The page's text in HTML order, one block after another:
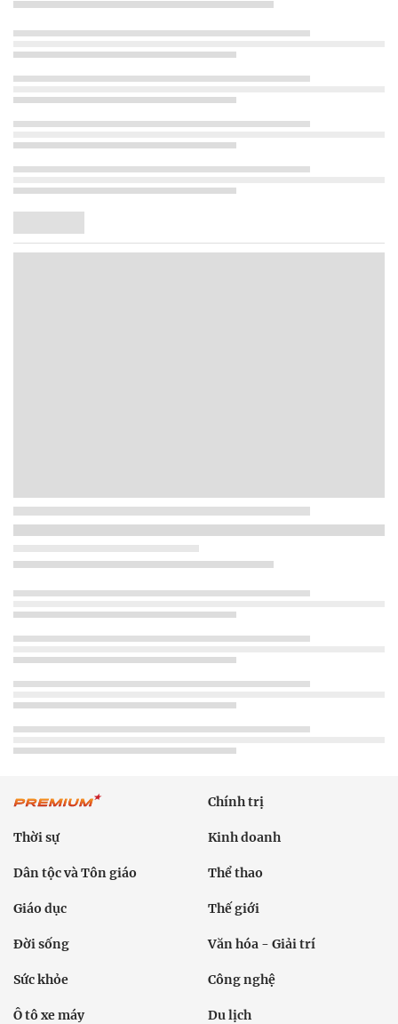
Chính trị
Thời sự Kinh doanh
Dân tộc và Tôn giáo Thể thao
Giáo dục Thế giới
Đời sống Văn hóa - Giải trí
Sức khỏe Công nghệ
Ô tô xe máy Du lịch